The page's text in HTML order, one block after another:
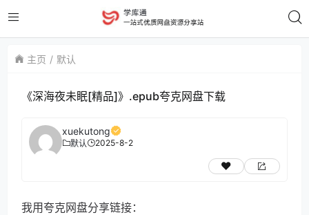
主页 默认
《深海夜未眠[精品]》.epub夸克网盘下载
xuekutong
默认 2025-8-2
我用夸克网盘分享链接：